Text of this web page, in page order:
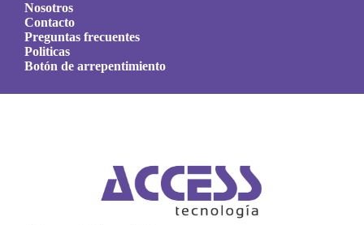
Nosotros
Contacto
Preguntas frecuentes
Politicas
Botón de arrepentimiento